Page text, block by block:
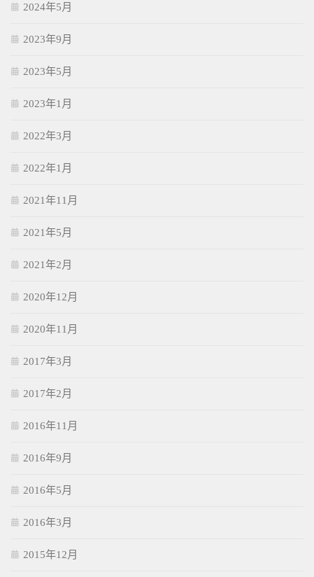
2024年5月
2023年9月
2023年5月
2023年1月
2022年3月
2022年1月
2021年11月
2021年5月
2021年2月
2020年12月
2020年11月
2017年3月
2017年2月
2016年11月
2016年9月
2016年5月
2016年3月
2015年12月